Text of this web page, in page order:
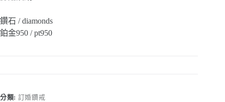
鑽石 / diamonds
鉑金950 / pt950
分類: 訂婚鑽戒